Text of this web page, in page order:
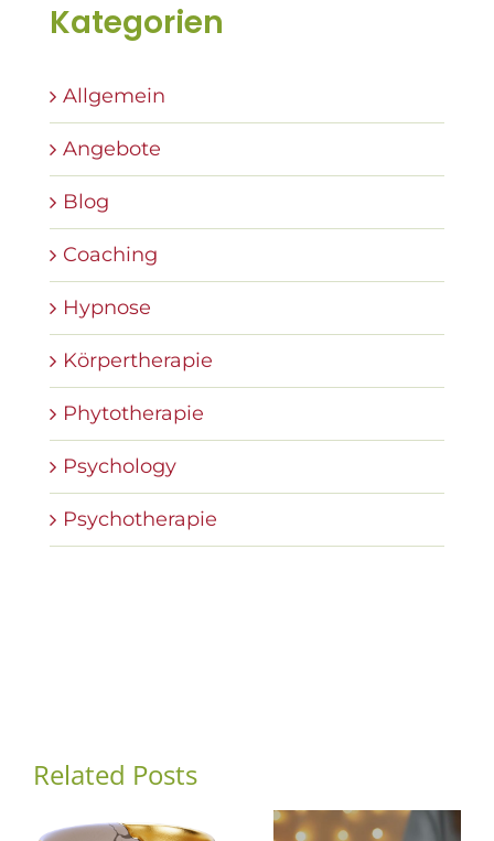
Kategorien
Allgemein
Angebote
Blog
Coaching
Hypnose
Körpertherapie
Phytotherapie
Psychology
Psychotherapie
Related Posts